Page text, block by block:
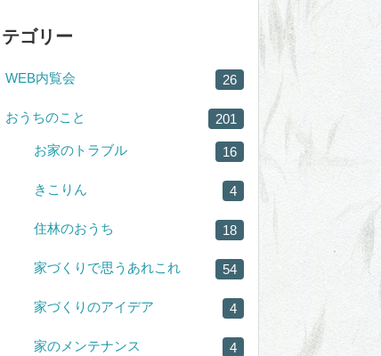
ゴリー
WEB内覧会 26
おうちのこと 201
お家のトラブル 16
きこりん 4
住林のおうち 18
家づくりで思うあれこれ 54
家づくりのアイデア 4
家のメンテナンス 4